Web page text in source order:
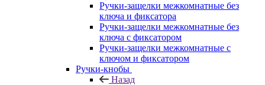
Ручки-защелки межкомнатные без
ключа и фиксатора
Ручки-защелки межкомнатные без
ключа с фиксатором
Ручки-защелки межкомнатные с
ключом и фиксатором
Ручки-кнобы
Назад